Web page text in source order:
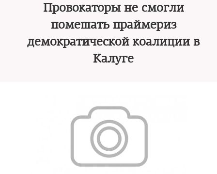
Провокаторы не смогли
помешать праймериз
демократической коалиции в
Калуге